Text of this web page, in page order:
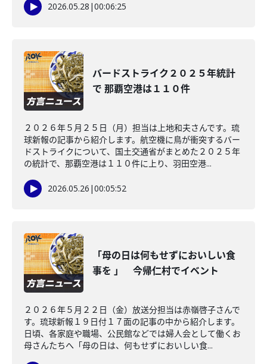
2026.05.28 |00:06:25
バードストライク２０２５年統計
で 那覇空港は１１０件
２０２６年５月２５日（月）担当は上地和夫さんです。琉
球新報の記事から紹介します。航空機に鳥が衝突するバー
ドストライクについて、国土交通省がまとめた２０２５年
の統計で、那覇空港は１１０件に上り、羽田空港...
2026.05.26 |00:05:52
「母の日は何もせずにおいしい食
事を 」 今帰仁村でイベント
２０２６年５月２２日（金）放送分担当は赤嶺啓子さんで
す。琉球新報１９日付１７面の記事の中から紹介します。
日頃、各家庭や職場、公民館などでは婦人会として働くお
母さんたちへ「母の日は、何もせずにおいしい食...